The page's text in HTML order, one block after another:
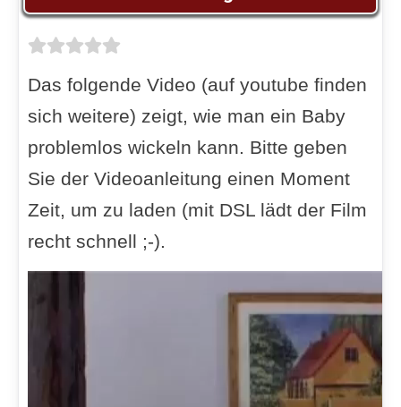
Das folgende Video (auf youtube finden
sich weitere) zeigt, wie man ein Baby
problemlos wickeln kann. Bitte geben
Sie der Videoanleitung einen Moment
Zeit, um zu laden (mit DSL lädt der Film
recht schnell ;-).